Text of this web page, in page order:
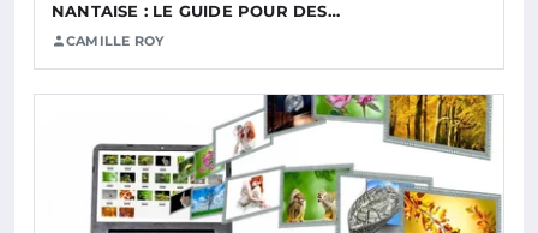
NANTAISE : LE GUIDE POUR DES…
CAMILLE ROY